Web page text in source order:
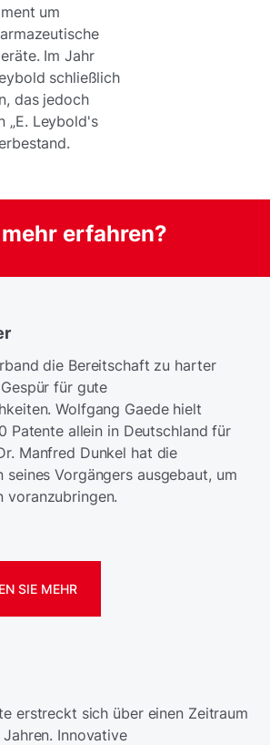
um
Im Jahr
schließlich
das jedoch
„E. Leybold's
erfahren?
die Bereitschaft zu harter
für gute
Wolfgang Gaede hielt
Patente allein in Deutschland für
Manfred Dunkel hat die
seines Vorgängers ausgebaut, um
voranzubringen.
SIE MEHR
erstreckt sich über einen Zeitraum
Innovative